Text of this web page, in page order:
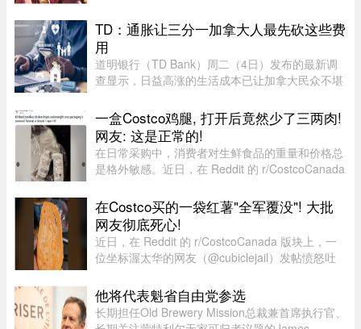
学位，教学生如何创造具有更强影响力的内容并完
成变现。这就是美国亚利 ...
TD：通胀让三分一加拿大人最先砍这些费
用
道明银行（TD Bank）周二（4日）发布的最新调
查显示，日益高涨的生活成本已让加拿大民众不堪
Global News报道，道明保险（TD Insurance）的
数据指出，33%的加拿大民众为了节 ...
一盒Costco鸡腿, 打开后竟然少了三两肉!
网友: 这是正常的!
在日常采购中，消费者对生鲜食品的重量和价格总
是格外敏感。近日，在 Reddit 的 r/CostcoCanada
Costco 购买的 Kirkland 无骨鸡腿肉，去掉包装后
称重，竟然比标签上的重量 ...
在Costco买的一袋红薯"全军覆没"! 大批
网友彻底死心!
近日，在 Reddit 的 r/CostcoCanada 版块上，一
位坐标渥太华的网友（@cubiclejail）发帖愤怒吐
数百位加拿大网友的激烈共鸣与讨论。这原本只是
一句日常的抱怨，却意外演 ...
他将代表魁省自由党参选
长期担任Old Brewery Mission总裁兼首席执行官、